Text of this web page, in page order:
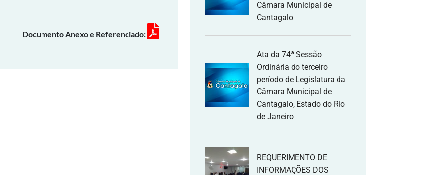
Documento Anexo e Referenciado:
Câmara Municipal de
Cantagalo
Ata da 74ª Sessão
Ordinária do terceiro
período de Legislatura da
Câmara Municipal de
Cantagalo, Estado do Rio
de Janeiro
REQUERIMENTO DE
INFORMAÇÕES DOS